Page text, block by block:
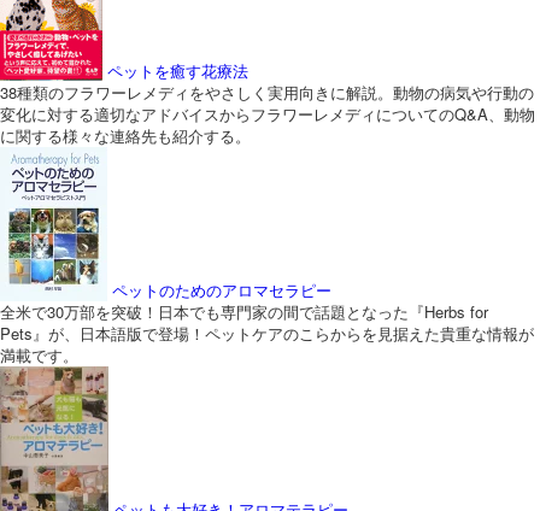
ペットを癒す花療法
38種類のフラワーレメディをやさしく実用向きに解説。動物の病気や行動の
変化に対する適切なアドバイスからフラワーレメディについてのQ&A、動物
に関する様々な連絡先も紹介する。
ペットのためのアロマセラピー
全米で30万部を突破！日本でも専門家の間で話題となった『Herbs for
Pets』が、日本語版で登場！ペットケアのこらからを見据えた貴重な情報が
満載です。